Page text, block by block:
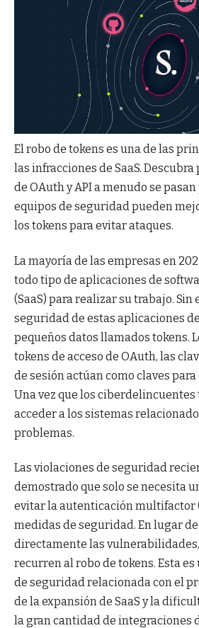
El robo de tokens es una de las
las infracciones de SaaS.
de OAuth y API a menudo se
equipos de seguridad pueden
los tokens para evitar ataques.
La mayoría de las empresas en
todo tipo de aplicaciones de
(SaaS) para realizar su trabajo. Sin
seguridad de estas aplicaciones
pequeños datos llamados tokens.
tokens de acceso de OAuth, las
de sesión actúan como claves
Una vez que los ciberdelincuentes
acceder a los sistemas
problemas.
Las violaciones de seguridad
demostrado que solo se necesita
evitar la autenticación multifactor
medidas de seguridad. En lugar
directamente las
recurren al robo de tokens. Esta
de seguridad relacionada con el
de la expansión de SaaS y la
la gran cantidad de integraciones